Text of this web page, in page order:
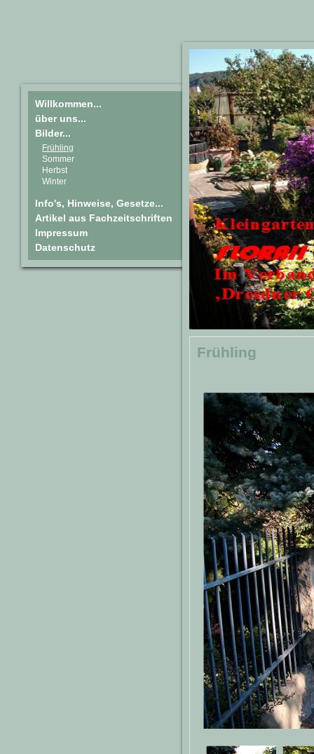
Willkommen...
über uns...
Bilder...
Frühling
Sommer
Herbst
Winter
Info's, Hinweise, Gesetze...
Artikel aus Fachzeitschriften
Impressum
Datenschutz
Frühling